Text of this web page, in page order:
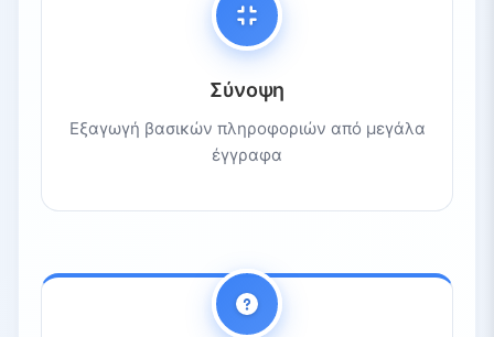
Σύνοψη
Εξαγωγή βασικών πληροφοριών από μεγάλα
έγγραφα